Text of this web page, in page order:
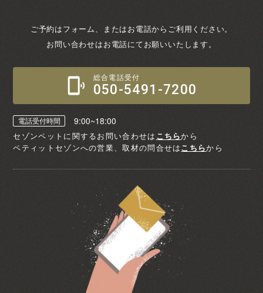
ご予約はフォーム、またはお電話からご利用ください。
お問い合わせはお電話にてお願いいたします。
総合電話受付
050-5491-7200
電話受付時間 9:00~18:00
セゾンペットに関するお問い合わせは こちらから
ペティットセゾンへの営業、取材の問合せはこちらから